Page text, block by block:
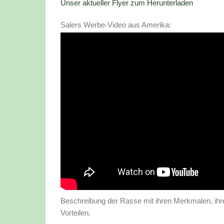
Unser aktueller Flyer zum Herunterladen
Salers Werbe-Video aus Amerika:
Beschreibung der Rasse mit ihren Merkmalen,
Vorteilen.